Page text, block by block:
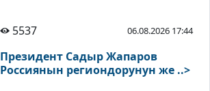
5537 06.08.2026 17:44
Президент Садыр Жапаров
Россиянын региондорунун же ..>